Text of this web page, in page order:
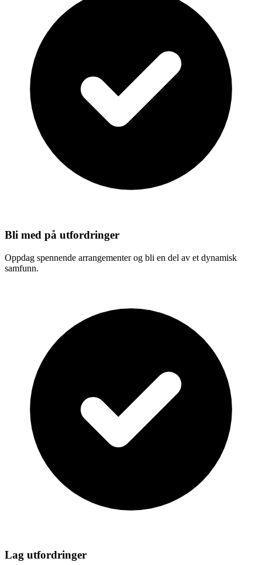
Bli med på utfordringer
Oppdag spennende arrangementer og bli en del av et dynamisk
samfunn.
Lag utfordringer